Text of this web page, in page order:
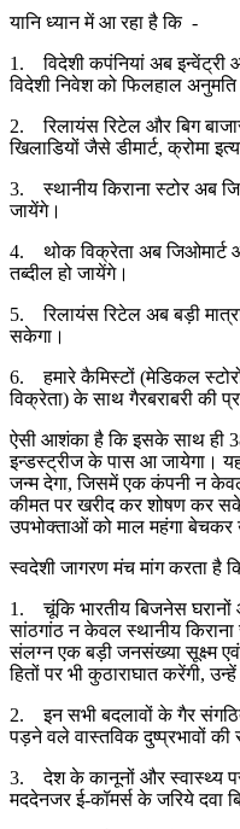
यानि ध्यान में आ रहा है कि -
1. विदेशी कपंनियां अब इन्वेंट्री
विदेशी निवेश को फिलहाल अनुमति
2. रिलायंस रिटेल और बिग
खिलाडियों जैसे डीमार्ट, क्रोमा
3. स्थानीय किराना स्टोर अब
जायेंगे।
4. थोक विक्रेता अब जिओमार्ट
तब्दील हो जायेंगे।
5. रिलायंस रिटेल अब बड़ी
सकेगा।
6. हमारे कैमिस्टों (मेडिकल
विक्रेता) के साथ गैरबराबरी की
ऐसी आशंका है कि इसके साथ ही
इन्डस्ट्रीज के पास आ जायेगा।
जन्म देगा, जिसमें एक कंपनी न
कीमत पर खरीद कर शोषण कर
उपभोक्ताओं को माल महंगा
स्वदेशी जागरण मंच मांग करता है
1. चूंकि भारतीय बिजनेस घरानों
सांठगांठ न केवल स्थानीय
संलग्न एक बड़ी जनसंख्या सूक्ष्म एवं
हितों पर भी कुठाराघात करेंगी,
2. इन सभी बदलावों के गैर
पड़ने वले वास्तविक दुष्प्रभावों
3. देश के कानूनों और स्वास्थ्य
मददेनजर ई-कॉमर्स के जरिये दवा